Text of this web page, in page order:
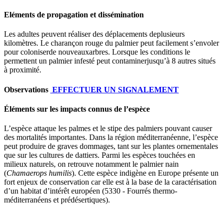
Eléments de propagation et dissémination
Les adultes peuvent réaliser des déplacements deplusieurs
kilomètres. Le charançon rouge du palmier peut facilement s’envoler
pour coloniserde nouveauxarbres. Lorsque les conditions le
permettent un palmier infesté peut contaminerjusqu’à 8 autres situés
à proximité.
Observations EFFECTUER UN SIGNALEMENT
Éléments sur les impacts connus de l’espèce
L’espèce attaque les palmes et le stipe des palmiers pouvant causer
des mortalités importantes. Dans la région méditerranéenne, l’espèce
peut produire de graves dommages, tant sur les plantes ornementales
que sur les cultures de dattiers. Parmi les espèces touchées en
milieux naturels, on retrouve notamment le palmier nain
(Chamaerops humilis). Cette espèce indigène en Europe présente un
fort enjeux de conservation car elle est à la base de la caractérisation
d’un habitat d’intérêt européen (5330 - Fourrés thermo-
méditerranéens et prédésertiques).